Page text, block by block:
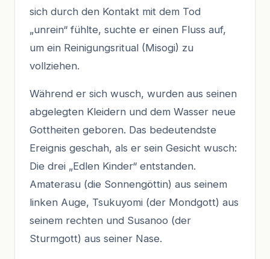
sich durch den Kontakt mit dem Tod
„unrein“ fühlte, suchte er einen Fluss auf,
um ein Reinigungsritual (Misogi) zu
vollziehen.
Während er sich wusch, wurden aus seinen
abgelegten Kleidern und dem Wasser neue
Gottheiten geboren. Das bedeutendste
Ereignis geschah, als er sein Gesicht wusch:
Die drei „Edlen Kinder“ entstanden.
Amaterasu (die Sonnengöttin) aus seinem
linken Auge, Tsukuyomi (der Mondgott) aus
seinem rechten und Susanoo (der
Sturmgott) aus seiner Nase.